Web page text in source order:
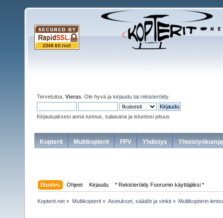
Tervetuloa, Vieras . Ole hyvä ja kirjaudu tai rekisteröidy.
Kirjautuaksesi anna tunnus, salasana ja istuntosi pituus
Kopterit Multikopterit FPV Yhdistys
Etusivu Ohjeet Kirjaudu * Rekisteröidy Foorumin käyttäjäksi *
Kopterit.net » Multikopterit» Asetukset, säädöt ja vinkit» Multikopterin